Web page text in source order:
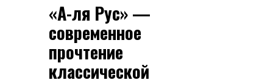
«А-ля Рус» —
современное
прочтение
классической